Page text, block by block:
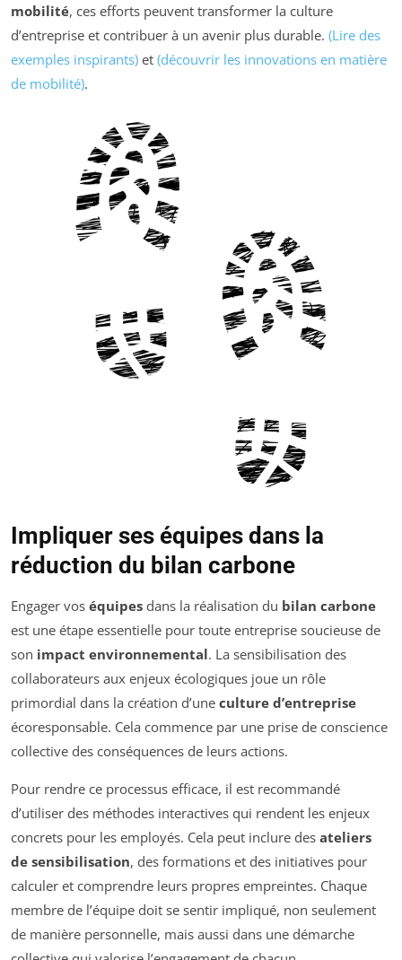
mobilité, ces efforts peuvent transformer la culture
d’entreprise et contribuer à un avenir plus durable. (Lire des
exemples inspirants) et (découvrir les innovations en matière
de mobilité).
Impliquer ses équipes dans la
réduction du bilan carbone
Engager vos équipes dans la réalisation du bilan carbone
est une étape essentielle pour toute entreprise soucieuse de
son impact environnemental. La sensibilisation des
collaborateurs aux enjeux écologiques joue un rôle
primordial dans la création d’une culture d’entreprise
écoresponsable. Cela commence par une prise de conscience
collective des conséquences de leurs actions.
Pour rendre ce processus efficace, il est recommandé
d’utiliser des méthodes interactives qui rendent les enjeux
concrets pour les employés. Cela peut inclure des ateliers
de sensibilisation, des formations et des initiatives pour
calculer et comprendre leurs propres empreintes. Chaque
membre de l’équipe doit se sentir impliqué, non seulement
de manière personnelle, mais aussi dans une démarche